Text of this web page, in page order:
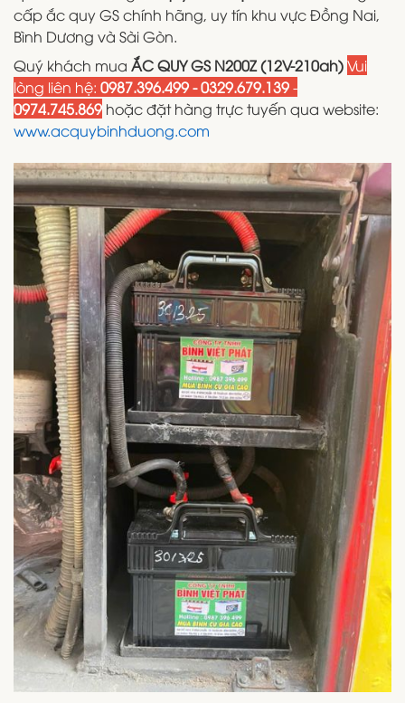
cấp ắc quy GS chính hãng, uy tín khu vực Đồng Nai,
Bình Dương và Sài Gòn.
Quý khách mua ẮC QUY GS N200Z (12V-210ah)Vui
lòng liên hệ: 0987.396.499 - 0329.679.139-
0974.745.869 hoặc đặt hàng trực tuyến qua website:
www.acquybinhduong.com